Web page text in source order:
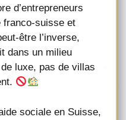
d’entrepreneurs
franco-suisse et
être l’inverse,
dans un milieu
luxe, pas de villas
sociale en Suisse,